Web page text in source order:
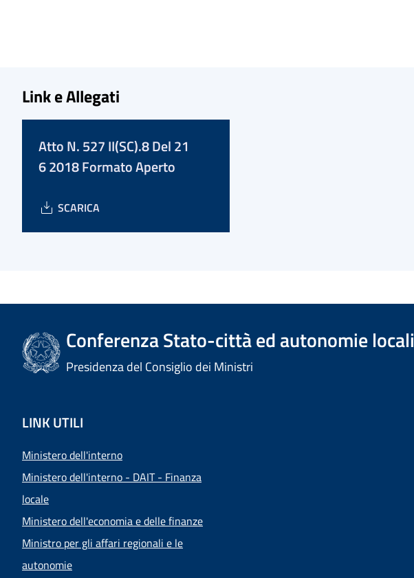
Link e Allegati
Atto N. 527 II(SC).8 Del 21
6 2018 Formato Aperto
SCARICA
Conferenza Stato-città ed autonomie locali
Presidenza del Consiglio dei Ministri
LINK UTILI
Ministero dell'interno
Ministero dell'interno - DAIT - Finanza
locale
Ministero dell'economia e delle finanze
Ministro per gli affari regionali e le
autonomie